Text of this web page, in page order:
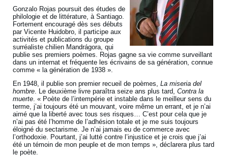
Gonzalo Rojas poursuit des études de
philologie et de littérature, à Santiago.
Fortement encouragé dès ses débuts
par Vicente Huidobro, il participe aux
activités et publications du groupe
surréaliste chilien Mandrágora, qui
publie ses premiers poèmes. Rojas gagne sa vie comme surveillant
dans un internat et fréquente les écrivains de sa génération, connue
comme « la génération de 1938 ».
En 1948, il publie son premier recueil de poèmes,La miseria del
hombre. Le deuxième livre paraîtra seize ans plus tard,Contra la
muerte. « Poète de l’intempérie et instable dans le meilleur sens du
terme, j’ai toujours été un mouvant, voire même un errant, et je n’ai
aimé que la liberté avec tous ses risques… C’est pour cela que je
n’ai pas été l’homme de l’adhésion totale et je me suis toujours
éloigné du sectarisme. Je n’ai jamais eu de commerce avec
l’orthodoxie. Pourtant, j’ai lutté contre l’injustice et je crois que j’ai
été un témoin de mon peuple et de mon temps », déclarera plus tard
le poète.